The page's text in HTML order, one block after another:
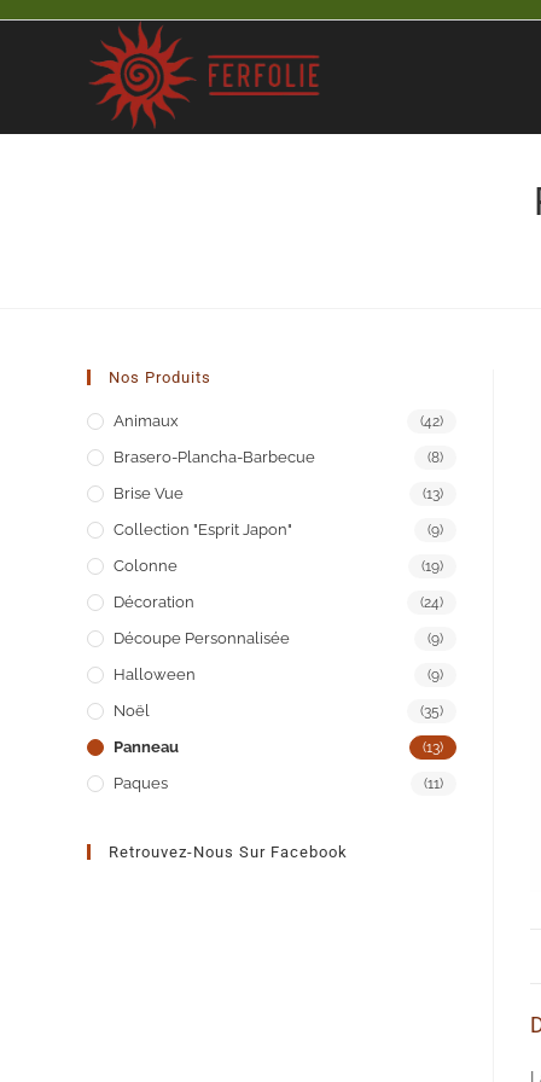
Nos Produits
Animaux (42)
Brasero-Plancha-Barbecue (8)
Brise Vue (13)
Collection "Esprit Japon" (9)
Colonne (19)
Décoration (24)
Découpe Personnalisée (9)
Halloween (9)
Noël (35)
Panneau (13)
Paques (11)
Retrouvez-Nous Sur Facebook